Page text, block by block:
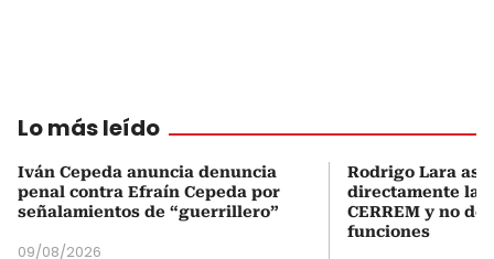
Lo más leído
Iván Cepeda anuncia denuncia
penal contra Efraín Cepeda por
señalamientos de “guerrillero”
09/08/2026
Rodrigo Lara
directamente la
CERREM y no
funciones